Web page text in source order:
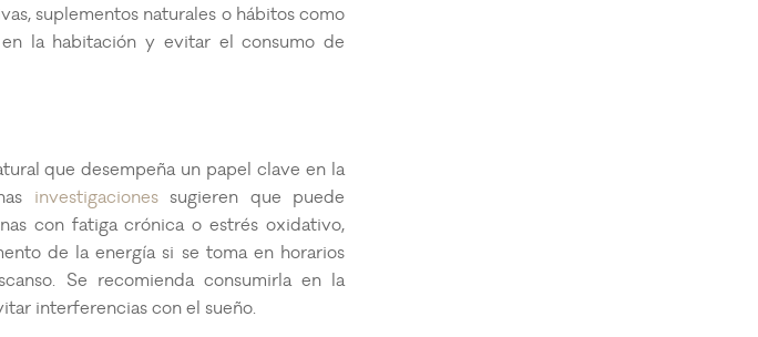
suplementos naturales o hábitos como
la habitación y evitar el consumo de
que desempeña un papel clave en la
investigacionessugieren que puede
con fatiga crónica o estrés oxidativo,
de la energía si se toma en horarios
Se recomienda consumirla en la
interferencias con el sueño.